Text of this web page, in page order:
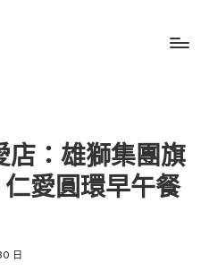
店：雄獅集團旗
愛圓環早午餐
日